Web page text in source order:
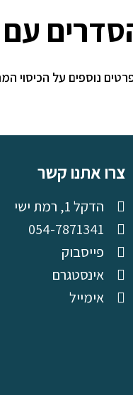
עם
נוספים על הכיסוי
צרו אתנו קשר
הדקל 1, רמת ישי
054-7871341
פייסבוק
אינסטגרם
אימייל